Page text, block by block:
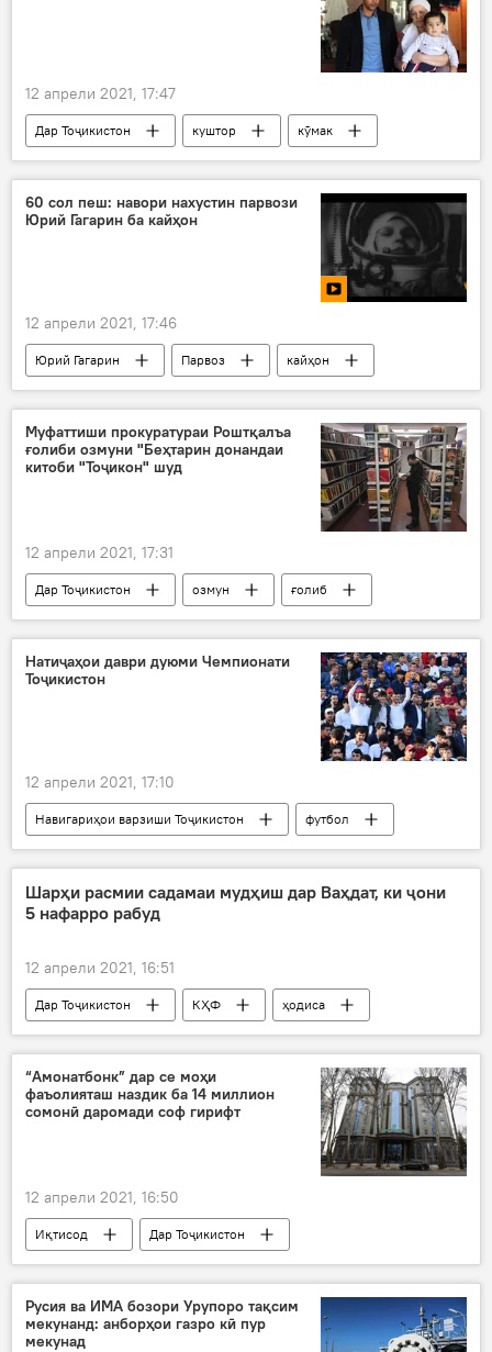
12 апрели 2021, 17:47
Дар Тоҷикистон куштор
кӯмак
Дар Русия
Ҳувайдо
Қазияи куштори Ҳувайдои ғӯрамарг дар Серпухов
60 сол пеш: навори нахустин парвози
Юрий Гагарин ба кайҳон
12 апрели 2021, 17:46
Юрий Гагарин Парвоз
кайҳон
Навор
Муфаттиши прокуратураи Роштқалъа
ғолиби озмуни "Беҳтарин донандаи
китоби "Тоҷикон" шуд
12 апрели 2021, 17:31
Дар Тоҷикистон озмун
ғолиб
тоҷикон
Натиҷаҳои даври дуюми Чемпионати
Тоҷикистон
12 апрели 2021, 17:10
Навигариҳои варзиши Тоҷикистон
футбол
тим
чемпионат Дар Тоҷикистон
Шарҳи расмии садамаи мудҳиш дар Ваҳдат, ки ҷони
5 нафарро рабуд
12 апрели 2021, 16:51
Дар Тоҷикистон КҲФ
ҳодиса
Рӯйдод, ҷиноят ва ҳолатҳои фавқулода
даргузашт
“Амонатбонк” дар се моҳи
фаъолияташ наздик ба 14 миллион
сомонӣ даромади соф гирифт
12 апрели 2021, 16:50
Иқтисод
Дар Тоҷикистон
Амонатбонк
Русия ва ИМА бозори Урупоро тақсим
мекунанд: анборҳои газро кӣ пур
мекунад